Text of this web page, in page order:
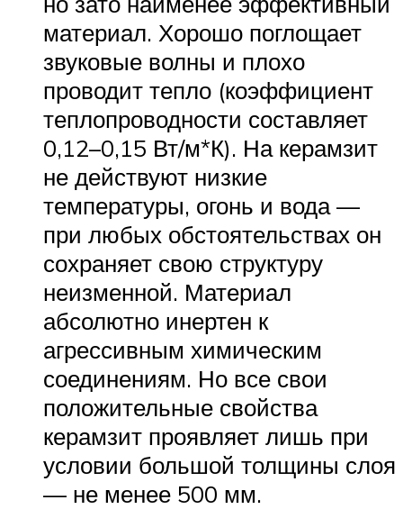
материал. Хорошо поглощает
звуковые волны и плохо
проводит тепло (коэффициент
теплопроводности составляет
0,12–0,15 Вт/м*К). На керамзит
не действуют низкие
температуры, огонь и вода —
при любых обстоятельствах он
сохраняет свою структуру
неизменной. Материал
абсолютно инертен к
агрессивным химическим
соединениям. Но все свои
положительные свойства
керамзит проявляет лишь при
условии большой толщины слоя
— не менее 500 мм.